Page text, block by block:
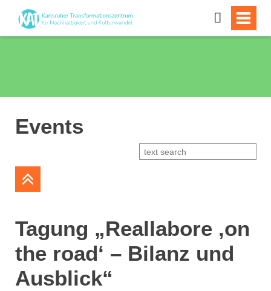
Events
Tagung „Reallabore ‚on
the road‘ – Bilanz und
Ausblick“